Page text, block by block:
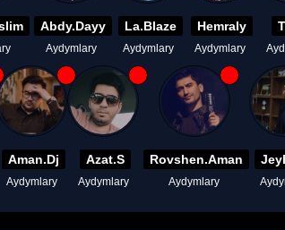
Abdy.Dayy
Aydymlary
La.Blaze
Aydymlary
Hemraly
Aydymlary
Aman.Dj
Aydymlary
Azat.S
Aydymlary
Rovshen.Aman
Aydymlary